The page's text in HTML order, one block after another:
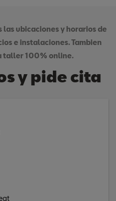
ubicaciones y horarios de
e instalaciones. Tambien
taller 100% online.
y pide cita